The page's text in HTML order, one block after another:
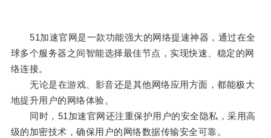
51加速官网是一款功能强大的网络提速神器，通过在全
球多个服务器之间智能选择最佳节点，实现快速、稳定的网
络连接。
无论是在游戏、影音还是其他网络应用方面，都能极大
地提升用户的网络体验。
同时，51加速官网还注重保护用户的安全隐私，采用高
级的加密技术，确保用户的网络数据传输安全可靠。